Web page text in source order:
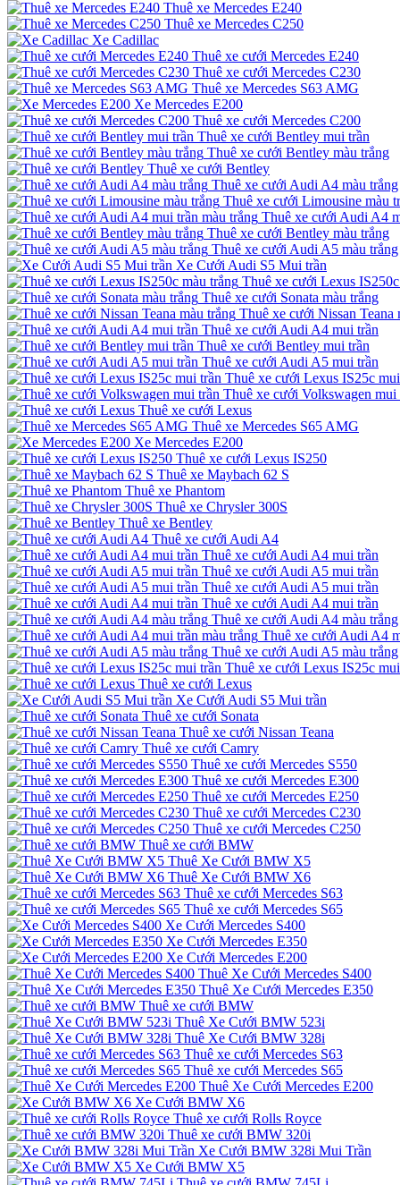
Thuê xe Mercedes E240
Thuê xe Mercedes C250
Xe Cadillac
Thuê xe cưới Mercedes E240
Thuê xe cưới Mercedes C230
Thuê xe Mercedes S63 AMG
Xe Mercedes E200
Thuê xe cưới Mercedes C200
Thuê xe cưới Bentley mui trần
Thuê xe cưới Bentley màu trắng
Thuê xe cưới Bentley
Thuê xe cưới Audi A4 màu trắng
Thuê xe cưới Limousine màu
Thuê xe cưới Audi A4
Thuê xe cưới Bentley màu trắng
Thuê xe cưới Audi A5 màu trắng
Xe Cưới Audi S5 Mui trần
Thuê xe cưới Lexus
Thuê xe cưới Sonata màu trắng
Thuê xe cưới Nissan Teana
Thuê xe cưới Audi A4 mui trần
Thuê xe cưới Bentley mui trần
Thuê xe cưới Audi A5 mui trần
Thuê xe cưới Lexus IS25c
Thuê xe cưới Volkswagen mui
Thuê xe cưới Lexus
Thuê xe Mercedes S65 AMG
Xe Mercedes E200
Thuê xe cưới Lexus IS250
Thuê xe Maybach 62 S
Thuê xe Phantom
Thuê xe Chrysler 300S
Thuê xe Bentley
Thuê xe cưới Audi A4
Thuê xe cưới Audi A4 mui trần
Thuê xe cưới Audi A5 mui trần
Thuê xe cưới Audi A5 mui trần
Thuê xe cưới Audi A4 mui trần
Thuê xe cưới Audi A4 màu trắng
Thuê xe cưới Audi A4
Thuê xe cưới Audi A5 màu trắng
Thuê xe cưới Lexus IS25c
Thuê xe cưới Lexus
Xe Cưới Audi S5 Mui trần
Thuê xe cưới Sonata
Thuê xe cưới Nissan Teana
Thuê xe cưới Camry
Thuê xe cưới Mercedes S550
Thuê xe cưới Mercedes E300
Thuê xe cưới Mercedes E250
Thuê xe cưới Mercedes C230
Thuê xe cưới Mercedes C250
Thuê xe cưới BMW
Thuê Xe Cưới BMW X5
Thuê Xe Cưới BMW X6
Thuê xe cưới Mercedes S63
Thuê xe cưới Mercedes S65
Xe Cưới Mercedes S400
Xe Cưới Mercedes E350
Xe Cưới Mercedes E200
Thuê Xe Cưới Mercedes S400
Thuê Xe Cưới Mercedes E350
Thuê xe cưới BMW
Thuê Xe Cưới BMW 523i
Thuê Xe Cưới BMW 328i
Thuê xe cưới Mercedes S63
Thuê xe cưới Mercedes S65
Thuê Xe Cưới Mercedes E200
Xe Cưới BMW X6
Thuê xe cưới Rolls Royce
Thuê xe cưới BMW 320i
Xe Cưới BMW 328i Mui Trần
Xe Cưới BMW X5